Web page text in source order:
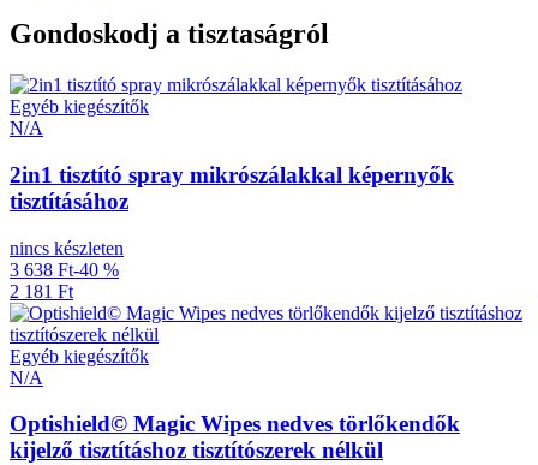
Gondoskodj a tisztaságról
Egyéb kiegészítők
N/A
2in1 tisztító spray mikrószálakkal képernyők
tisztításához
nincs készleten
3 638 Ft-40 %
2 181 Ft
Egyéb kiegészítők
N/A
Optishield© Magic Wipes nedves törlőkendők
kijelző tisztításhoz tisztítószerek nélkül